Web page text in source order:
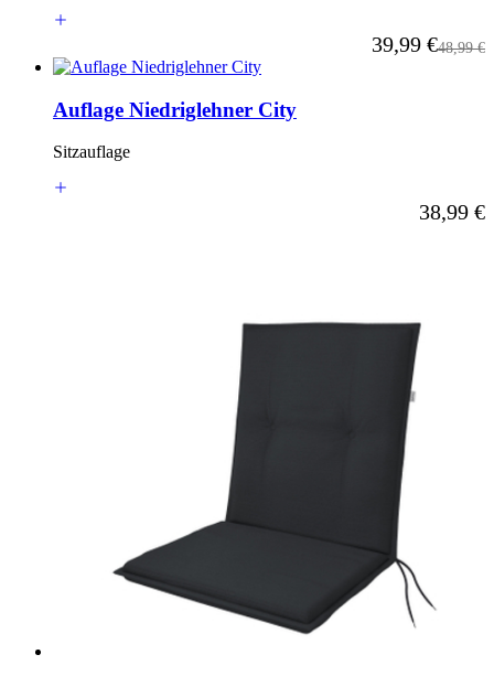
Ab
39,99 €48,99 €
Auflage Niedriglehner City
Sitzauflage
Ab
38,99 €